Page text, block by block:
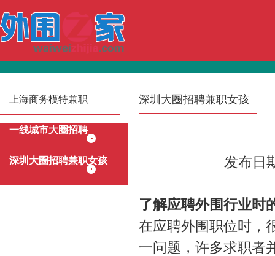
上海商务模特兼职
一线城市大圈招聘
深圳大圈招聘兼职女孩
深圳大圈招聘兼职女孩
发布日
了解应聘外围行业时
在应聘外围职位时，
一问题，许多求职者